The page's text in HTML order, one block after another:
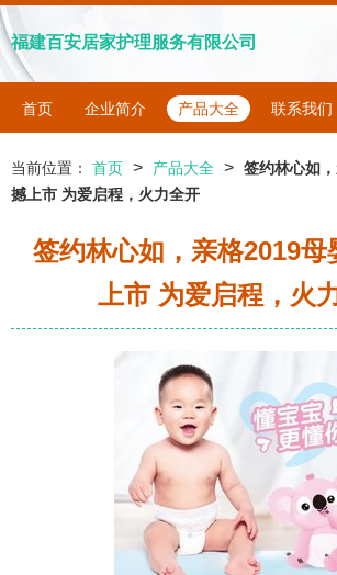
福建百安居家护理服务有限公司
首页 企业简介 产品大全 联系我们
当前位置： 首页 > 产品大全 > 签约林心如
撼上市 为爱启程，火力全开
签约林心如，亲格2019母
上市 为爱启程，火